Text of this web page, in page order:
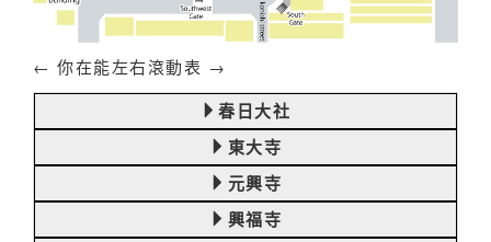
← 你在能左右滾動表 →
春日大社
東大寺
元興寺
興福寺